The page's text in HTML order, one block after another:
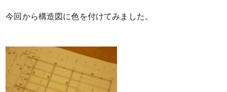
今回から構造図に色を付けてみました。